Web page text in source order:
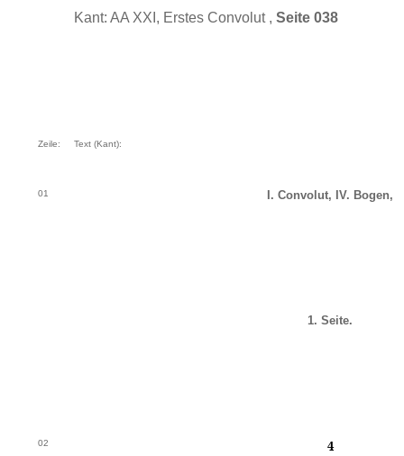
Kant: AA XXI, Erstes Convolut , Seite 038
Zeile: Text (Kant):
01 I. Convolut, IV. Bogen,
1. Seite.
02 4